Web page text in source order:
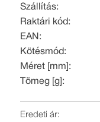
Szállítás:
Raktári kód:
EAN:
Kötésmód:
Méret [mm]:
Tömeg [g]:
Eredeti ár: